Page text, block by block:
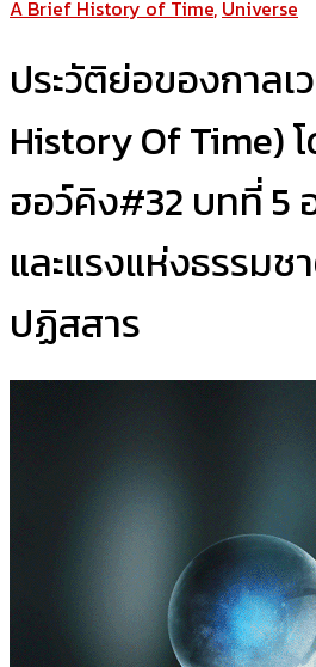
A Brief History of Time, Universe
ประวัติย่อของกาลเ
History Of Time)
ฮอว์คิง#32 บทที่ 5
และแรงแห่งธรรมช
ปฏิสสาร